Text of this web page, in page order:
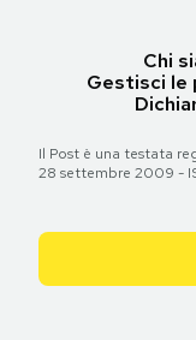
Chi
Gestisci le
Il Post è una testata
28 settembre 2009 -